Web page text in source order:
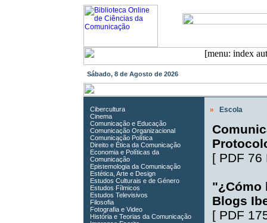
Sábado, 8 de Agosto de 2026
Cibercultura
Cinema
Comunicação e Educação
Comunicação Organizacional
Comunicação Política
Direito e Ética da Comunicação
Economia e Políticas da
Comunicação
Epistemologia da Comunicação
Estética, Arte e Design
Estudos Culturais e de Género
Estudos Fílmicos
Estudos Televisivos
Filosofia
Fotografia e Video
História e Teorias da Comunicação
» Escola
[ PDF 76
"¿Cómo
Blogs
[ PDF